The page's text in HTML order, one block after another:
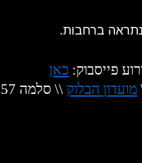
ברחבות.
פייסבוק: כאן
מועדון הבלוק \\ סלמה 157, תל אביב